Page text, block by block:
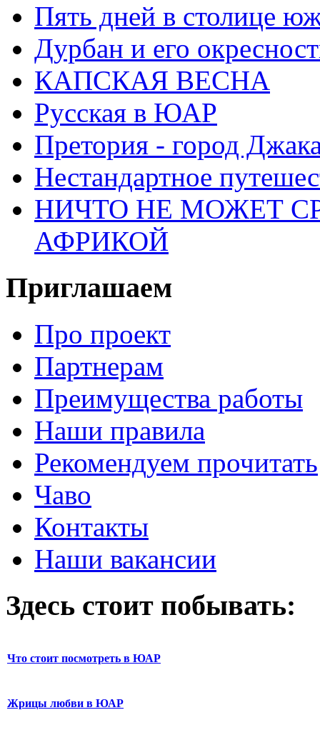
Пять дней в столице
Дурбан и его
КАПСКАЯ ВЕСНА
Русская в ЮАР
Претория - город
Нестандартное
НИЧТО НЕ МОЖЕТ
АФРИКОЙ
Приглашаем
Про проект
Партнерам
Преимущества работы
Наши правила
Рекомендуем прочитать
Чаво
Контакты
Наши вакансии
Здесь стоит побывать:
Что стоит посмотреть в ЮАР
Жрицы любви в ЮАР